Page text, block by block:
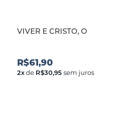
VIVER E CRISTO, O
R$61,90
2xde R$30,95sem juros